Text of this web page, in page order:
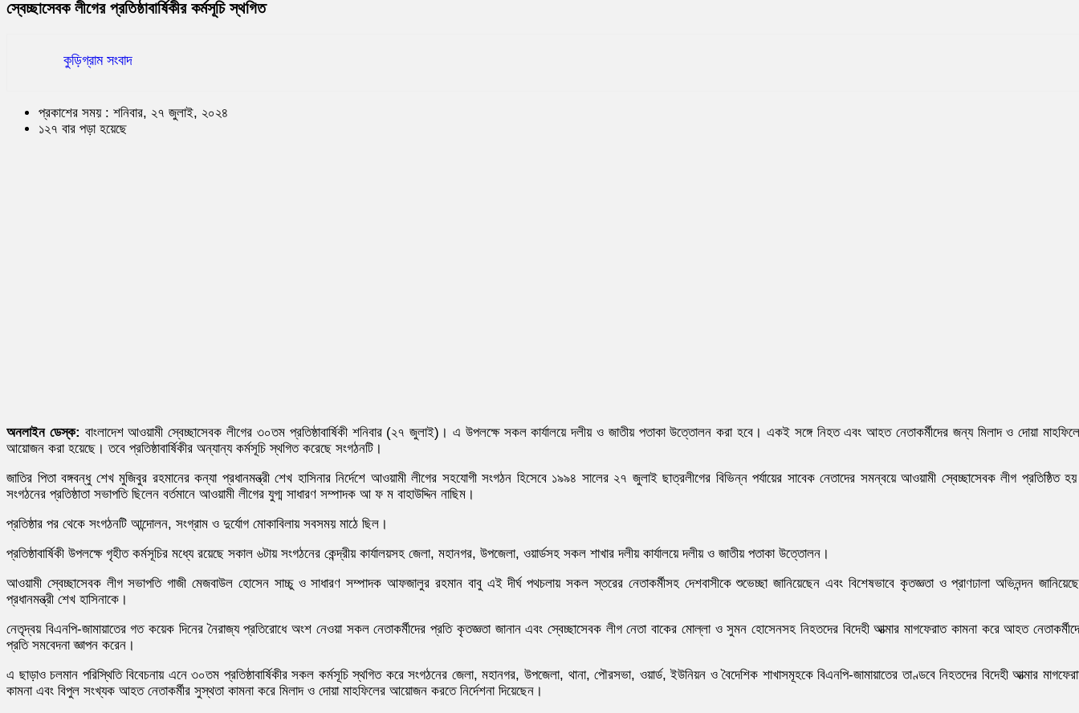
স্বেচ্ছাসেবক লীগের প্রতিষ্ঠাবার্ষিকীর কর্মসূচি স্থগিত
কুড়িগ্রাম সংবাদ
প্রকাশের সময় : শনিবার, ২৭ জুলাই, ২০২৪
১২৭ বার পড়া হয়েছে
অনলাইন ডেস্ক: বাংলাদেশ আওয়ামী স্বেচ্ছাসেবক লীগের ৩০তম প্রতিষ্ঠাবার্ষিকী শনিবার (২৭ জুলাই)। এ উপলক্ষে সকল কার্যালয়ে দলীয় ও জাতীয় পতাকা উত্তোলন করা হবে। একই সঙ্গে নিহত এবং আহত নেতাকর্মীদের জন্য মিলাদ ও দোয়া
আয়োজন করা হয়েছে। তবে প্রতিষ্ঠাবার্ষিকীর অন্যান্য কর্মসূচি স্থগিত করেছে সংগঠনটি।
জাতির পিতা বঙ্গবন্ধু শেখ মুজিবুর রহমানের কন্যা প্রধানমন্ত্রী শেখ হাসিনার নির্দেশে আওয়ামী লীগের সহযোগী সংগঠন হিসেবে ১৯৯৪ সালের ২৭ জুলাই ছাত্রলীগের বিভিন্ন পর্যায়ের সাবেক নেতাদের সমন্বয়ে আওয়ামী স্বেচ্ছাসেবক লীগ প্রতিষ্ঠিত
সংগঠনের প্রতিষ্ঠাতা সভাপতি ছিলেন বর্তমানে আওয়ামী লীগের যুগ্ম সাধারণ সম্পাদক আ ফ ম বাহাউদ্দিন নাছিম।
প্রতিষ্ঠার পর থেকে সংগঠনটি আন্দোলন, সংগ্রাম ও দুর্যোগ মোকাবিলায় সবসময় মাঠে ছিল।
প্রতিষ্ঠাবার্ষিকী উপলক্ষে গৃহীত কর্মসূচির মধ্যে রয়েছে সকাল ৬টায় সংগঠনের কেন্দ্রীয় কার্যালয়সহ জেলা, মহানগর, উপজেলা, ওয়ার্ডসহ সকল শাখার দলীয় কার্যালয়ে দলীয় ও জাতীয় পতাকা উত্তোলন।
আওয়ামী স্বেচ্ছাসেবক লীগ সভাপতি গাজী মেজবাউল হোসেন সাচ্চু ও সাধারণ সম্পাদক আফজালুর রহমান বাবু এই দীর্ঘ পথচলায় সকল স্তরের নেতাকর্মীসহ দেশবাসীকে শুভেচ্ছা জানিয়েছেন এবং বিশেষভাবে কৃতজ্ঞতা ও প্রাণঢালা অভিনন্দন
প্রধানমন্ত্রী শেখ হাসিনাকে।
নেতৃদ্বয় বিএনপি-জামায়াতের গত কয়েক দিনের নৈরাজ্য প্রতিরোধে অংশ নেওয়া সকল নেতাকর্মীদের প্রতি কৃতজ্ঞতা জানান এবং স্বেচ্ছাসেবক লীগ নেতা বাকের মোল্লা ও সুমন হোসেনসহ নিহতদের বিদেহী আত্মার মাগফেরাত কামনা করে আহত
প্রতি সমবেদনা জ্ঞাপন করেন।
এ ছাড়াও চলমান পরিস্থিতি বিবেচনায় এনে ৩০তম প্রতিষ্ঠাবার্ষিকীর সকল কর্মসূচি স্থগিত করে সংগঠনের জেলা, মহানগর, উপজেলা, থানা, পৌরসভা, ওয়ার্ড, ইউনিয়ন ও বৈদেশিক শাখাসমূহকে বিএনপি-জামায়াতের তাণ্ডবে নিহতদের বিদেহী আত্মার
কামনা এবং বিপুল সংখ্যক আহত নেতাকর্মীর সুস্থতা কামনা করে মিলাদ ও দোয়া মাহফিলের আয়োজন করতে নির্দেশনা দিয়েছেন।